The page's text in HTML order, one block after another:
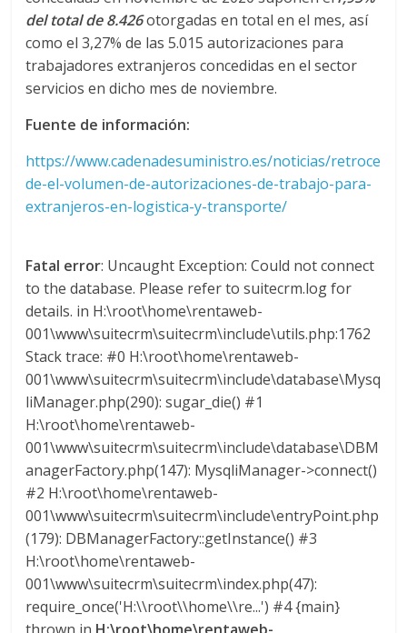
q
u
p
o
s
y
M
a
q
u
n
del total de 8.426otorgadas en total en el mes, así
como el 3,27% de las 5.015 autorizaciones para
trabajadores extranjeros concedidas en el sector
servicios en dicho mes de noviembre.
Fuente de información:
https://www.cadenadesuministro.es/noticias/retroce
de-el-volumen-de-autorizaciones-de-trabajo-para-
extranjeros-en-logistica-y-transporte/
Fatal error: Uncaught Exception: Could not connect
to the database. Please refer to suitecrm.log for
details. in H:\root\home\rentaweb-
001\www\suitecrm\suitecrm\include\utils.php:1762
Stack trace: #0 H:\root\home\rentaweb-
001\www\suitecrm\suitecrm\include\database\Mysq
liManager.php(290): sugar_die() #1
H:\root\home\rentaweb-
001\www\suitecrm\suitecrm\include\database\DBM
anagerFactory.php(147): MysqliManager->connect()
#2 H:\root\home\rentaweb-
001\www\suitecrm\suitecrm\include\entryPoint.php
(179): DBManagerFactory::getInstance() #3
H:\root\home\rentaweb-
001\www\suitecrm\suitecrm\index.php(47):
require_once('H:\\root\\home\\re...') #4 {main}